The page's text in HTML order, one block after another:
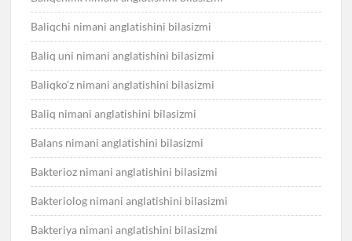
Baliqchi nimani anglatishini bilasizmi
Baliq uni nimani anglatishini bilasizmi
Baliqko’z nimani anglatishini bilasizmi
Baliq nimani anglatishini bilasizmi
Balans nimani anglatishini bilasizmi
Bakterioz nimani anglatishini bilasizmi
Bakteriolog nimani anglatishini bilasizmi
Bakteriya nimani anglatishini bilasizmi